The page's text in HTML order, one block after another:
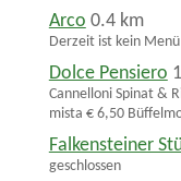
Arco 0.4 km
Derzeit ist kein
Dolce Pensiero
Cannelloni Spinat &
mista € 6,50
Falkensteiner
geschlossen